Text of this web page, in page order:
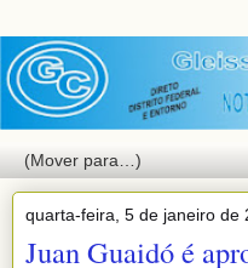
quarta-feira, 5 de janeiro de
Juan Guaidó é